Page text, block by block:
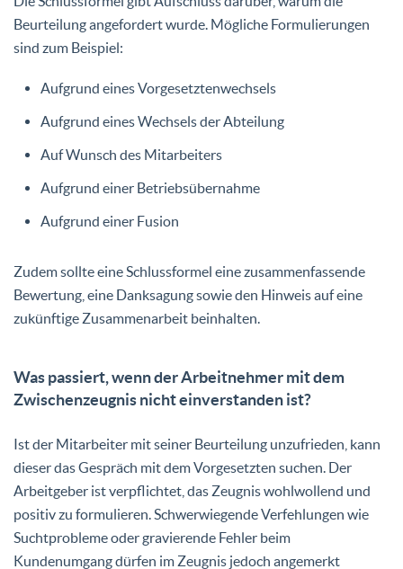
Beurteilung angefordert wurde. Mögliche Formulierungen
sind zum Beispiel:
Aufgrund eines Vorgesetztenwechsels
Aufgrund eines Wechsels der Abteilung
Auf Wunsch des Mitarbeiters
Aufgrund einer Betriebsübernahme
Aufgrund einer Fusion
Zudem sollte eine Schlussformel eine zusammenfassende
Bewertung, eine Danksagung sowie den Hinweis auf eine
zukünftige Zusammenarbeit beinhalten.
Was passiert, wenn der Arbeitnehmer mit dem
Zwischenzeugnis nicht einverstanden ist?
Ist der Mitarbeiter mit seiner Beurteilung unzufrieden, kann
dieser das Gespräch mit dem Vorgesetzten suchen. Der
Arbeitgeber ist verpflichtet, das Zeugnis wohlwollend und
positiv zu formulieren. Schwerwiegende Verfehlungen wie
Suchtprobleme oder gravierende Fehler beim
Kundenumgang dürfen im Zeugnis jedoch angemerkt